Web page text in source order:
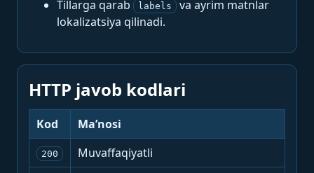
Tillarga qarab
labels
va ayrim matnlar
lokalizatsiya qilinadi.
HTTP javob kodlari
Kod Ma’nosi
200 Muvaffaqiyatli